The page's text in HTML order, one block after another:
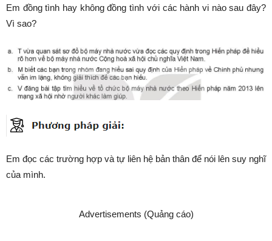
Em đồng tình hay không đồng tình với các hành vi nào sau đây?
Vì sao?
Em đọc các trường hợp và tự liên hệ bản thân để nói lên suy nghĩ
của mình.
Advertisements (Quảng cáo)